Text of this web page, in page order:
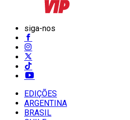
siga-nos
EDIÇÕES
ARGENTINA
BRASIL